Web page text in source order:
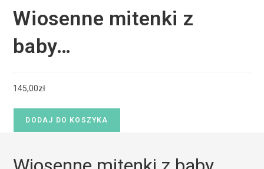
Wiosenne mitenki z
baby…
145,00zł
DODAJ DO KOSZYKA